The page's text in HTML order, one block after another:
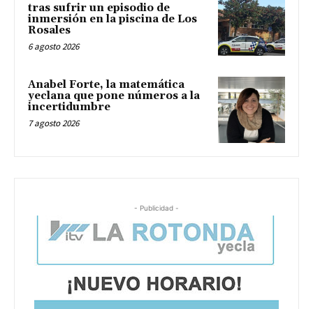
tras sufrir un episodio de
inmersión en la piscina de Los
Rosales
6 agosto 2026
Anabel Forte, la matemática
yeclana que pone números a la
incertidumbre
7 agosto 2026
- Publicidad -